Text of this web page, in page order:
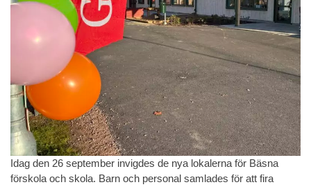
Idag den 26 september invigdes de nya lokalerna för Bäsna
förskola och skola. Barn och personal samlades för att fira